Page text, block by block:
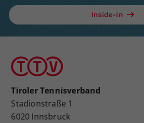
Inside-In
Tiroler Tennisverband
Stadionstraße 1
6020 Innsbruck